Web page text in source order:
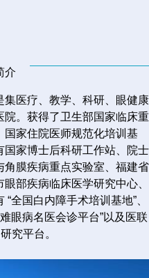
介
医疗、教学、科研、眼健康
。获得了卫生部国家临床重
国家住院医师规范化培训基
家博士后科研工作站、院士
膜疾病重点实验室、福建省
部疾病临床医学研究中心、
全国白内障手术培训基地”、
眼病名医会诊平台”以及医联
究平台。